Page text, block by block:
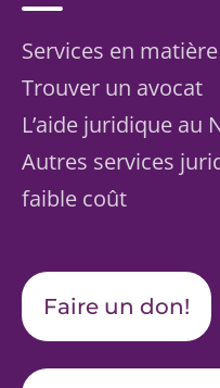
Services en
Trouver un avocat
L’aide juridique au
Autres services
faible coût
Faire un don!